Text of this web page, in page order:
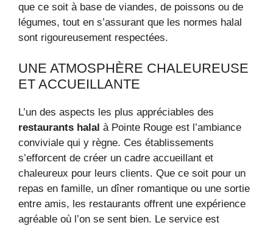
que ce soit à base de viandes, de poissons ou de
légumes, tout en s’assurant que les normes halal
sont rigoureusement respectées.
UNE ATMOSPHÈRE CHALEUREUSE
ET ACCUEILLANTE
L’un des aspects les plus appréciables des
restaurants halal à Pointe Rouge est l’ambiance
conviviale qui y règne. Ces établissements
s’efforcent de créer un cadre accueillant et
chaleureux pour leurs clients. Que ce soit pour un
repas en famille, un dîner romantique ou une sortie
entre amis, les restaurants offrent une expérience
agréable où l’on se sent bien. Le service est